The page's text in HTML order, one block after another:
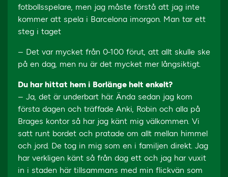
fotbollsspelare, men jag måste förstå att jag inte
kommer att spela i Barcelona imorgon. Man tar ett
steg i taget
– Det var mycket från 0-100 förut, att allt skulle ske
på en dag, men nu är det mycket mer långsiktigt.
Du har hittat hem i Borlänge helt enkelt?
– Ja, det är underbart här. Ända sedan jag kom
första dagen och träffade Anki, Robin och alla på
Brages kontor så har jag känt mig välkommen. Vi
satt runt bordet och pratade om allt mellan himmel
och jord. De tog in mig som en i familjen direkt. Jag
har verkligen känt så från dag ett och jag har vuxit
in i staden här tillsammans med min flickvän som